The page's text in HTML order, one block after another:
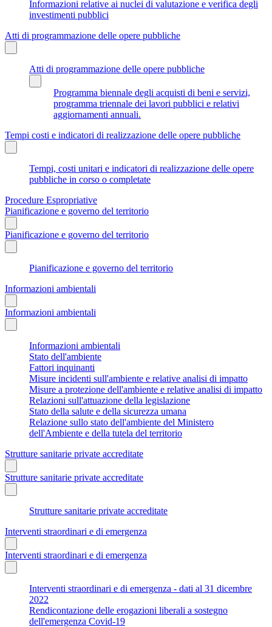
Informazioni relative ai nuclei di valutazione e verifica degli
investimenti pubblici
Atti di programmazione delle opere pubbliche
Atti di programmazione delle opere pubbliche
Programma biennale degli acquisti di beni e servizi,
programma triennale dei lavori pubblici e relativi
aggiornamenti annuali.
Tempi costi e indicatori di realizzazione delle opere pubbliche
Tempi, costi unitari e indicatori di realizzazione delle opere
pubbliche in corso o completate
Procedure Espropriative
Pianificazione e governo del territorio
Pianificazione e governo del territorio
Pianificazione e governo del territorio
Informazioni ambientali
Informazioni ambientali
Informazioni ambientali
Stato dell'ambiente
Fattori inquinanti
Misure incidenti sull'ambiente e relative analisi di impatto
Misure a protezione dell'ambiente e relative analisi di impatto
Relazioni sull'attuazione della legislazione
Stato della salute e della sicurezza umana
Relazione sullo stato dell'ambiente del Ministero
dell'Ambiente e della tutela del territorio
Strutture sanitarie private accreditate
Strutture sanitarie private accreditate
Strutture sanitarie private accreditate
Interventi straordinari e di emergenza
Interventi straordinari e di emergenza
Interventi straordinari e di emergenza - dati al 31 dicembre
2022
Rendicontazione delle erogazioni liberali a sostegno
dell'emergenza Covid-19